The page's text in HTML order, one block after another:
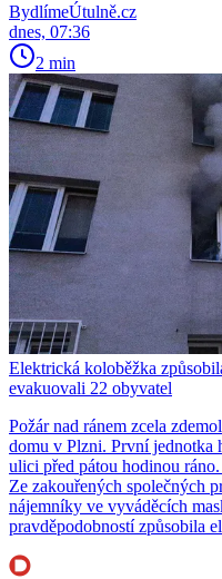
BydlímeÚtulně.cz
dnes, 07:36
2 min
Elektrická koloběžka
evakuovali 22 obyvatel
Požár nad ránem zcela
domu v Plzni. První jednotka
ulici před pátou hodinou
Ze zakouřených společných
nájemníky ve vyváděcích
pravděpodobností způsobila